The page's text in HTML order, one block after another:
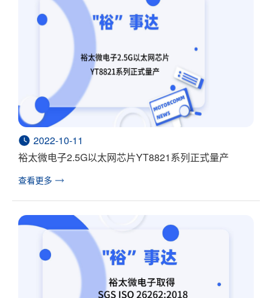
2022-10-11
裕太微电子2.5G以太网芯片YT8821系列正式量产
查看更多